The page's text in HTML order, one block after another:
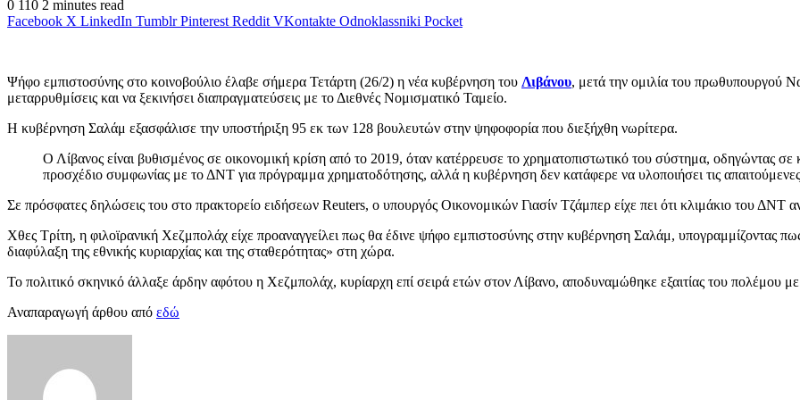
0 110 2 minutes read
Facebook X LinkedIn Tumblr Pinterest Reddit VKontakte Odnoklassniki Pocket
Ψήφο εμπιστοσύνης στο κοινοβούλιο έλαβε σήμερα Τετάρτη (26/2) η νέα κυβέρνηση του Λιβάνου, μετά την ομιλία του πρωθυπουργού
μεταρρυθμίσεις και να ξεκινήσει διαπραγματεύσεις με το Διεθνές Νομισματικό Ταμείο.
Η κυβέρνηση Σαλάμ εξασφάλισε την υποστήριξη 95 εκ των 128 βουλευτών στην ψηφοφορία που διεξήχθη νωρίτερα.
Ο Λίβανος είναι βυθισμένος σε οικονομική κρίση από το 2019, όταν κατέρρευσε το χρηματοπιστωτικό του σύστημα, οδηγώντας
προσχέδιο συμφωνίας με το ΔΝΤ για πρόγραμμα χρηματοδότησης, αλλά η κυβέρνηση δεν κατάφερε να υλοποιήσει τις
Σε πρόσφατες δηλώσεις του στο πρακτορείο ειδήσεων Reuters, ο υπουργός Οικονομικών Γιασίν Τζάμπερ είχε πει ότι κλιμάκιο του ΔΝΤ
Χθες Τρίτη, η φιλοϊρανική Χεζμπολάχ είχε προαναγγείλει πως θα έδινε ψήφο εμπιστοσύνης στην κυβέρνηση Σαλάμ, υπογραμμίζοντας
διαφύλαξη της εθνικής κυριαρχίας και της σταθερότητας» στη χώρα.
Το πολιτικό σκηνικό άλλαξε άρδην αφότου η Χεζμπολάχ, κυρίαρχη επί σειρά ετών στον Λίβανο, αποδυναμώθηκε εξαιτίας του πολέμου
Αναπαραγωγή άρθου από εδώ